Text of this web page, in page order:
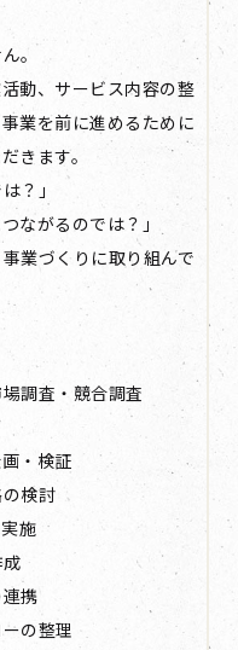
。
動、サービス内容の整
業を前に進めるために
きます。
？」
ながるのでは？」
業づくりに取り組んで
調査・競合調査
・検証
検討
施
携
の整理